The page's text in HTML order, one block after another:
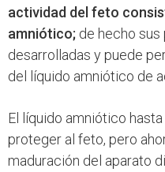
actividad del feto
amniótico; de hecho
desarrolladas y puede
del líquido amniótico de
El líquido amniótico
proteger al feto, pero
maduración del aparato